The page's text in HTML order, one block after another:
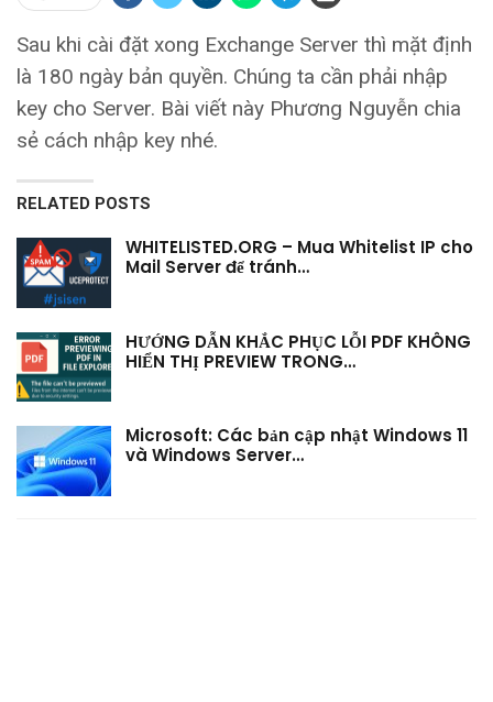
Sau khi cài đặt xong Exchange Server thì mặt định
là 180 ngày bản quyền. Chúng ta cần phải nhập
key cho Server. Bài viết này Phương Nguyễn chia
sẻ cách nhập key nhé.
RELATED POSTS
WHITELISTED.ORG – Mua Whitelist IP cho
Mail Server để tránh…
HƯỚNG DẪN KHẮC PHỤC LỖI PDF KHÔNG
HIỂN THỊ PREVIEW TRONG…
Microsoft: Các bản cập nhật Windows 11
và Windows Server…